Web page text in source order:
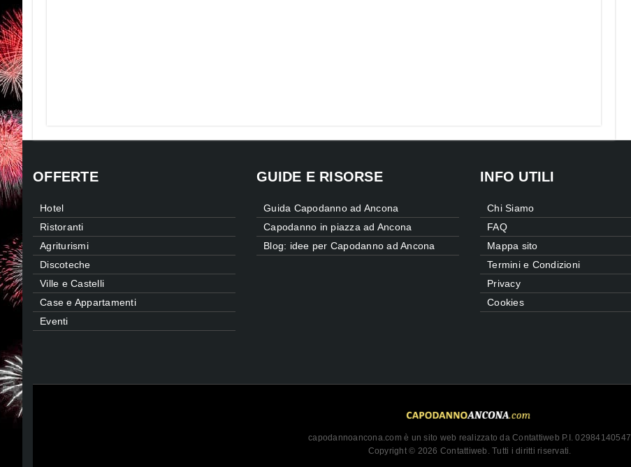
OFFERTE
Hotel
Ristoranti
Agriturismi
Discoteche
Ville e Castelli
Case e Appartamenti
Eventi
GUIDE E RISORSE
Guida Capodanno ad Ancona
Capodanno in piazza ad Ancona
Blog: idee per Capodanno ad Ancona
INFO UTILI
Chi Siamo
FAQ
Mappa sito
Termini e Condizioni
Privacy
Cookies
capodannoancona.com è un sito web realizzato da Contattiweb P.I. 02984140547
Copyright © 2026 Contattiweb. Tutti i diritti riservati.